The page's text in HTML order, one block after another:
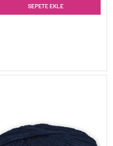
SEPETE EKLE